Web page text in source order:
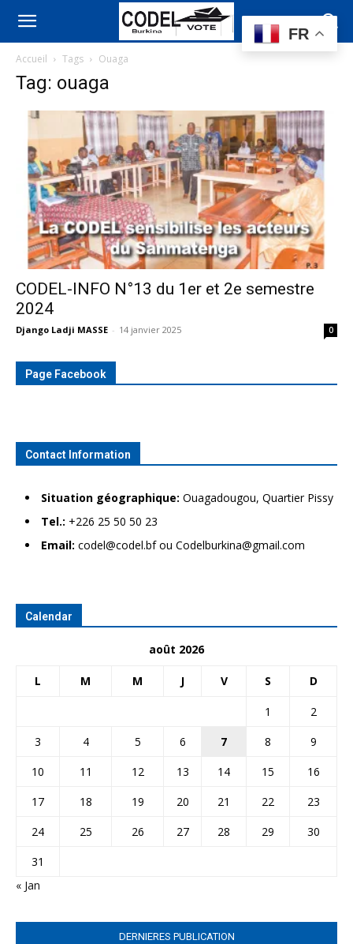
Accueil Tags Ouaga
Tag: ouaga
CODEL-INFO N°13 du 1er et 2e semestre
2024
Django Ladji MASSE - 14 janvier 2025 0
Page Facebook
Contact Information
Situation géographique: Ouagadougou, Quartier Pissy
Tel.: +226 25 50 50 23
Email: codel@codel.bf ou Codelburkina@gmail.com
Calendar
août 2026
L M M J V S D
1
2
3
4 5 6 7 8
9
10
11 12 13 14 15
16
17
18 19 20 21 22
23
24
25 26 27 28 29
30
31
« Jan
DERNIERES PUBLICATION
FR